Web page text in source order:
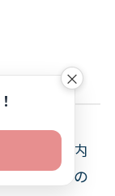
策要点
セット、内
デックスの
×